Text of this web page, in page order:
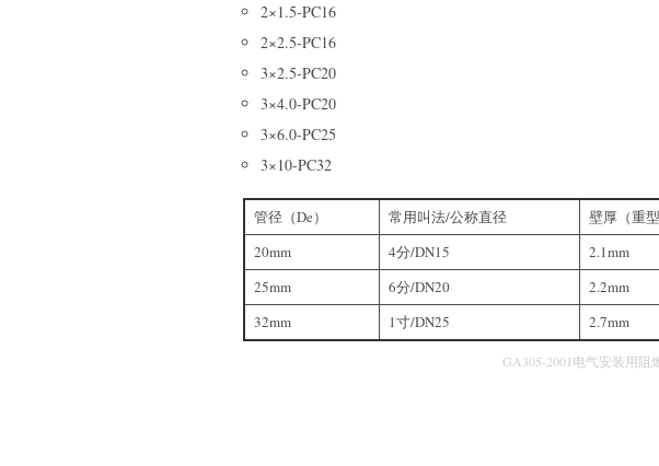
2×1.5-PC16
2×2.5-PC16
3×2.5-PC20
3×4.0-PC20
3×6.0-PC25
3×10-PC32
管径（De） 常用叫法/公称直径 壁厚（重型
20mm
4分/DN15 2.1mm
25mm
6分/DN20 2.2mm
32mm
1寸/DN25 2.7mm
GA305-2001电气安装用阻